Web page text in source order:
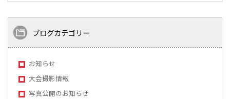
ブログカテゴリー
お知らせ
大会撮影情報
写真公開のお知らせ